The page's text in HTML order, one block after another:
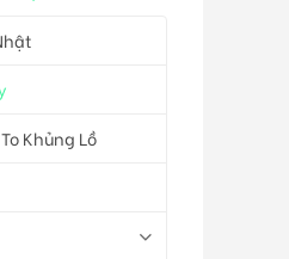
Khủng Lồ